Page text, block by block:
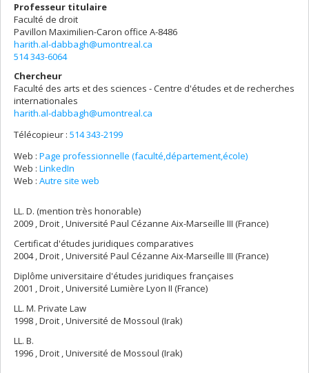
Professeur titulaire
Faculté de droit
Pavillon Maximilien-Caron office A-8486
harith.al-dabbagh@umontreal.ca
514 343-6064
Chercheur
Faculté des arts et des sciences - Centre d'études et de recherches
internationales
harith.al-dabbagh@umontreal.ca
Télécopieur : 514 343-2199
Web : Page professionnelle (faculté,département,école)
Web : LinkedIn
Web : Autre site web
LL. D. (mention très honorable)
2009 , Droit , Université Paul Cézanne Aix-Marseille III (France)
Certificat d'études juridiques comparatives
2004 , Droit , Université Paul Cézanne Aix-Marseille III (France)
Diplôme universitaire d'études juridiques françaises
2001 , Droit , Université Lumière Lyon II (France)
LL. M. Private Law
1998 , Droit , Université de Mossoul (Irak)
LL. B.
1996 , Droit , Université de Mossoul (Irak)